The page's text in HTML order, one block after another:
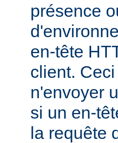
présence
en-tête
client.
n'envoyer
si un en-
la requête